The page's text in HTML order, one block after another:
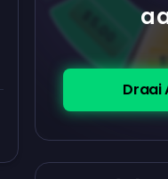
Draai
$5.00